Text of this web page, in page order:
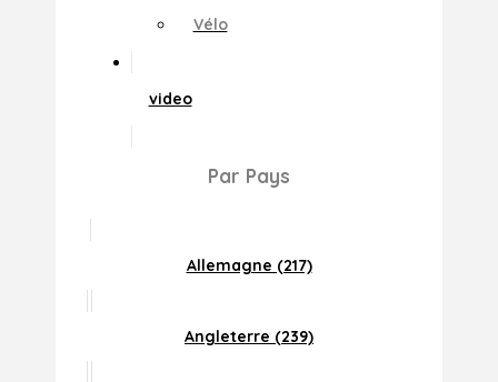
Vélo
video
Par Pays
Allemagne (217)
Angleterre (239)